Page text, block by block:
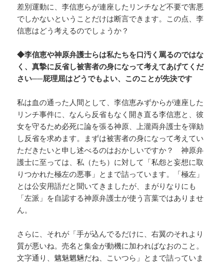
差別運動に、李信恵らが連座したリンチなど不要で害悪
でしかないということだけは断言できます。この点、李
信恵はどう考えるのでしょうか？
◆李信恵や神原弁護士らは私たちを口汚く罵るのではな
く、真摯に反省し被害者の身になって考えてあげてくだ
さい──屁理屈はどうでもよい、このことが先決です
私は血の通った人間として、李信恵みずからが連座した
リンチ事件に、なんら反省もなく開き直る李信恵と、彼
女を守るため必死に論を張る神原、上瀧両弁護士を弾劾
し反省を求めます。まずは被害者の身になって考えてい
ただきたいと申し述べるのはおかしいですか？ 神原弁
護士に至っては、私（たち）に対して「私怨と妄想に取
りつかれた極左の悪事」とまで詰っています。「極左」
とは公安用語だと聞いてきましたが、まがりなりにも
「左派」を自認する神原弁護士が使う言葉ではありませ
ん。
さらに、それが「手が込んでるだけに、右翼のそれより
質が悪いね。売名と集金が動機に加わればなおのこと。
文字通り、魑魅魍魎だね、こいつら」とまで詰っていま